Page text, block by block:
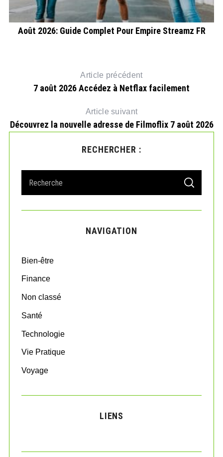
Août 2026: Guide Complet Pour Empire Streamz FR
Article précédent
7 août 2026 Accédez à Netflax facilement
Article suivant
Découvrez la nouvelle adresse de Filmoflix 7 août 2026
RECHERCHER :
a
r
o
:
S
A
C
NAVIGATION
Bien-être
Finance
Non classé
Santé
Technologie
Vie Pratique
Voyage
LIENS